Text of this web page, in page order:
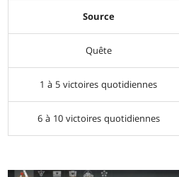
Source
Quête
1 à 5 victoires quotidiennes
6 à 10 victoires quotidiennes